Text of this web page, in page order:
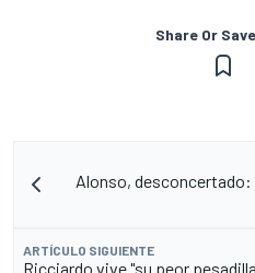
Share Or
Alonso, desconcertado:
ARTÍCULO SIGUIENTE
Ricciardo vive "su peor